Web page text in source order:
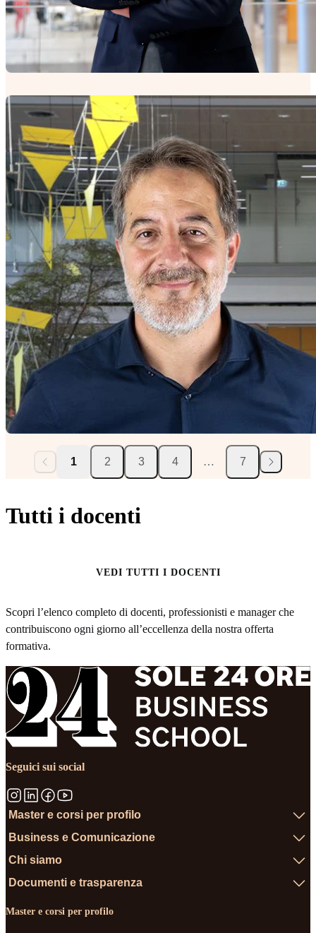
1 2 3 4 … 7
Tutti i docenti
VEDI TUTTI I DOCENTI
Scopri l’elenco completo di docenti, professionisti e manager che
contribuiscono ogni giorno all’eccellenza della nostra offerta
formativa.
Seguici sui social
Master e corsi per profilo
Business e Comunicazione
Chi siamo
Documenti e trasparenza
Master e corsi per profilo